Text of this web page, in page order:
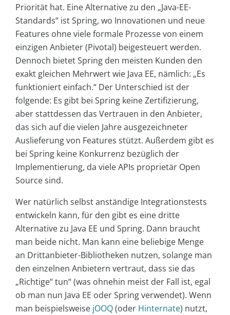
Priorität hat. Eine Alternative zu den „Java-EE-
Standards“ ist Spring, wo Innovationen und neue
Features ohne viele formale Prozesse von einem
einzigen Anbieter (Pivotal) beigesteuert werden.
Dennoch bietet Spring den meisten Kunden den
exakt gleichen Mehrwert wie Java EE, nämlich: „Es
funktioniert einfach.“ Der Unterschied ist der
folgende: Es gibt bei Spring keine Zertifizierung,
aber stattdessen das Vertrauen in den Anbieter,
das sich auf die vielen Jahre ausgezeichneter
Auslieferung von Features stützt. Außerdem gibt es
bei Spring keine Konkurrenz bezüglich der
Implementierung, da viele APIs proprietär Open
Source sind.
Wer natürlich selbst anständige Integrationstests
entwickeln kann, für den gibt es eine dritte
Alternative zu Java EE und Spring. Dann braucht
man beide nicht. Man kann eine beliebige Menge
an Drittanbieter-Bibliotheken nutzen, solange man
den einzelnen Anbietern vertraut, dass sie das
„Richtige“ tun“ (was ohnehin meist der Fall ist, egal
ob man nun Java EE oder Spring verwendet). Wenn
man beispielsweise jOOQ(oder Hinternate) nutzt,